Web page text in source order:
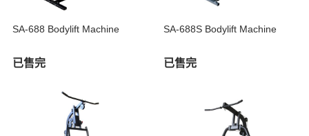
SA-688 Bodylift Machine
已售完
SA-688S Bodylift Machine
已售完